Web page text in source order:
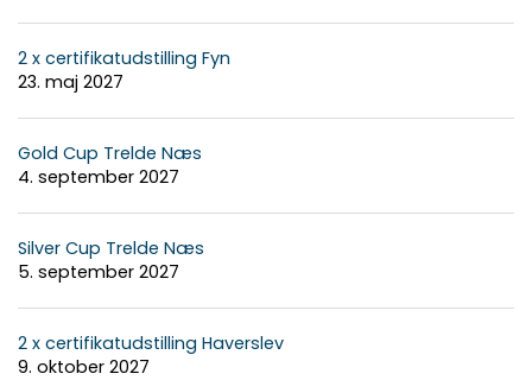
2 x certifikatudstilling Fyn
23. maj 2027
Gold Cup Trelde Næs
4. september 2027
Silver Cup Trelde Næs
5. september 2027
2 x certifikatudstilling Haverslev
9. oktober 2027